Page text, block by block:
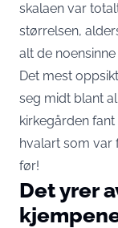
skalaen var
størrelsen,
alt de
Det mest
seg midt blant
kirkegården
hvalart som var
før!
Det yrer